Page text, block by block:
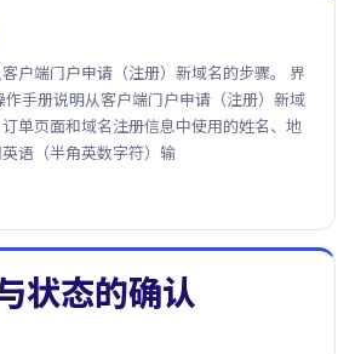
户端门户申请（注册）新域名的步骤。 界
作手册说明从客户端门户申请（注册）新域
单页面和域名注册信息中使用的姓名、地
语（半角英数字符）输
状态的确认